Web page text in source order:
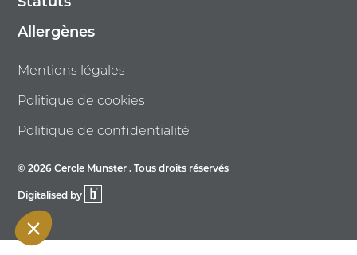
Allergènes
Mentions légales
Politique de cookies
Politique de confidentialité
© 2026 Cercle Munster . Tous droits réservés
Digitalised by